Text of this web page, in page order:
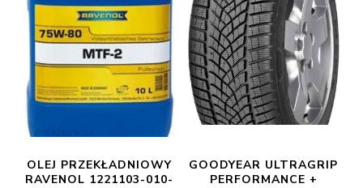
OLEJ PRZEKŁADNIOWY
RAVENOL 1221103-010-
GOODYEAR ULTRAGRIP
PERFORMANCE +